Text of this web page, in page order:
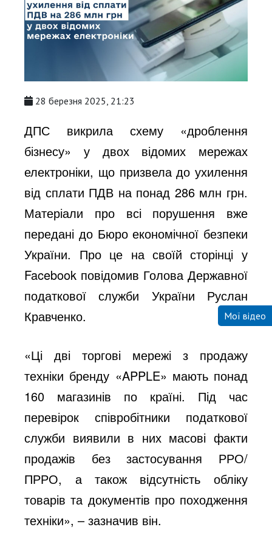
28 березня 2025, 21:23
ДПС викрила схему «дроблення
бізнесу» у двох відомих мережах
електроніки, що призвела до ухилення
від сплати ПДВ на понад 286 млн грн.
Матеріали про всі порушення вже
передані до Бюро економічної безпеки
України. Про це на своїйсторінці у
Facebook повідомив Голова Державної
податкової служби України Руслан
Кравченко.
«Ці дві торгові мережі з продажу
техніки бренду «APPLE» мають понад
160 магазинів по країні. Під час
перевірок співробітники податкової
служби виявили в них масові факти
продажів без застосування РРО/
ПРРО, а також відсутність обліку
товарів та документів про походження
техніки», – зазначив він.
Мої відео